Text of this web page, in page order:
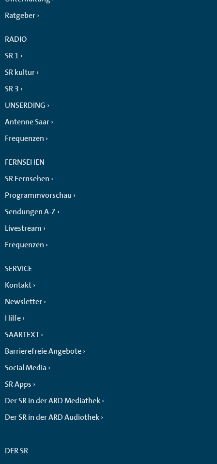
Ratgeber
RADIO
SR 1
SR kultur
SR 3
UNSERDING
Antenne Saar
Frequenzen
FERNSEHEN
SR Fernsehen
Programmvorschau
Sendungen A-Z
Livestream
Frequenzen
SERVICE
Kontakt
Newsletter
Hilfe
SAARTEXT
Barrierefreie Angebote
Social Media
SR Apps
Der SR in der ARD Mediathek
Der SR in der ARD Audiothek
DER SR